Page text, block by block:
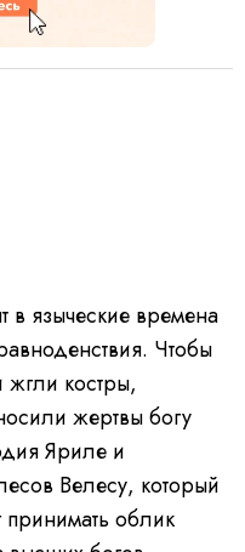
в языческие времена
Чтобы
костры,
жертвы богу
Яриле и
Велесу, который
принимать облик